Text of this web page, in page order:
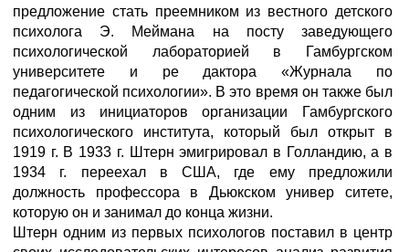
предложение стать преемником из вестного детского
психолога Э. Меймана на посту заведующего
психологической лабораторией в Гамбургском
университете и ре дактора «Журнала по
педагогической психологии». В это время он также был
одним из инициаторов организации Гамбургского
психологического института, который был открыт в
1919 г. В 1933 г. Штерн эмигрировал в Голландию, а в
1934 г. переехал в США, где ему предложили
должность профессора в Дьюкском универ ситете,
которую он и занимал до конца жизни.
Штерн одним из первых психологов поставил в центр